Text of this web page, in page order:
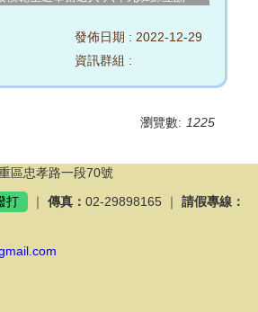
發佈日期 : 2022-12-29
資訊群組 :
瀏覽數: 1225
區忠孝路一段70號
打 ｜傳真：02-29898165 ｜請假專線：